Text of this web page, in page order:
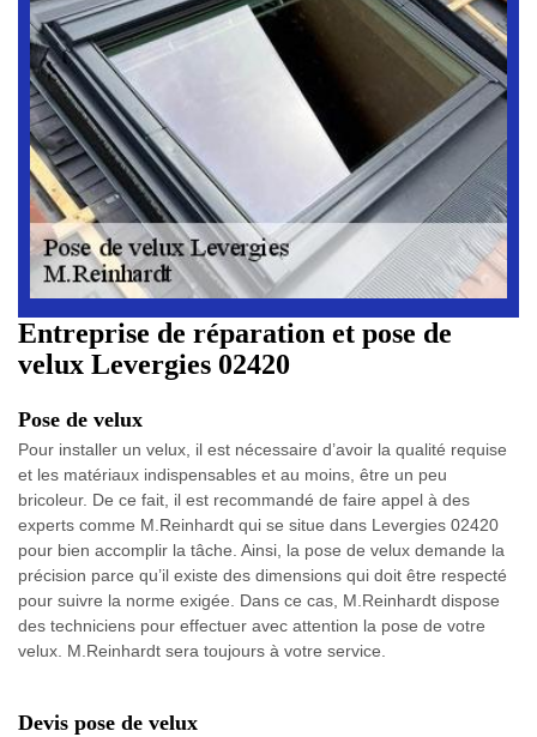
Entreprise de réparation et pose de
velux Levergies 02420
Pose de velux
Pour installer un velux, il est nécessaire d’avoir la qualité requise
et les matériaux indispensables et au moins, être un peu
bricoleur. De ce fait, il est recommandé de faire appel à des
experts comme M.Reinhardt qui se situe dans Levergies 02420
pour bien accomplir la tâche. Ainsi, la pose de velux demande la
précision parce qu’il existe des dimensions qui doit être respecté
pour suivre la norme exigée. Dans ce cas, M.Reinhardt dispose
des techniciens pour effectuer avec attention la pose de votre
velux. M.Reinhardt sera toujours à votre service.
Devis pose de velux